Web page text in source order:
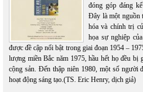
đóng góp đáng
Đây là một nguồn
hóa và chính trị
họa sự nghiệp
được đề cập nổi bật trong giai đoạn 1954 –
lượng miền Bắc năm 1975, hầu hết họ đều bị
cộng sản. Đến thập niên 1980, một số người
hoạt động sáng tạo.(TS. Eric Henry, dịch giả)